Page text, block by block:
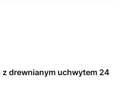
drewnianym uchwytem 24